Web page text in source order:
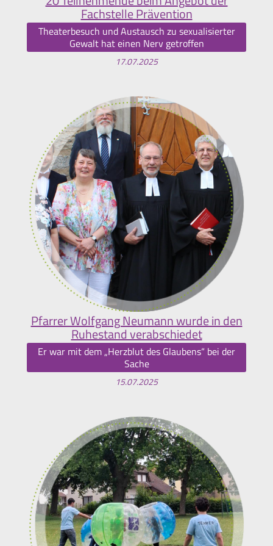
Fachstelle Prävention
Theaterbesuch und Austausch zu sexualisierter
Gewalt hat einen Nerv getroffen
17.07.2025
Pfarrer Wolfgang Neumann wurde in den
Ruhestand verabschiedet
Er war mit dem „Herzblut des Glaubens“ bei der
Sache
15.07.2025